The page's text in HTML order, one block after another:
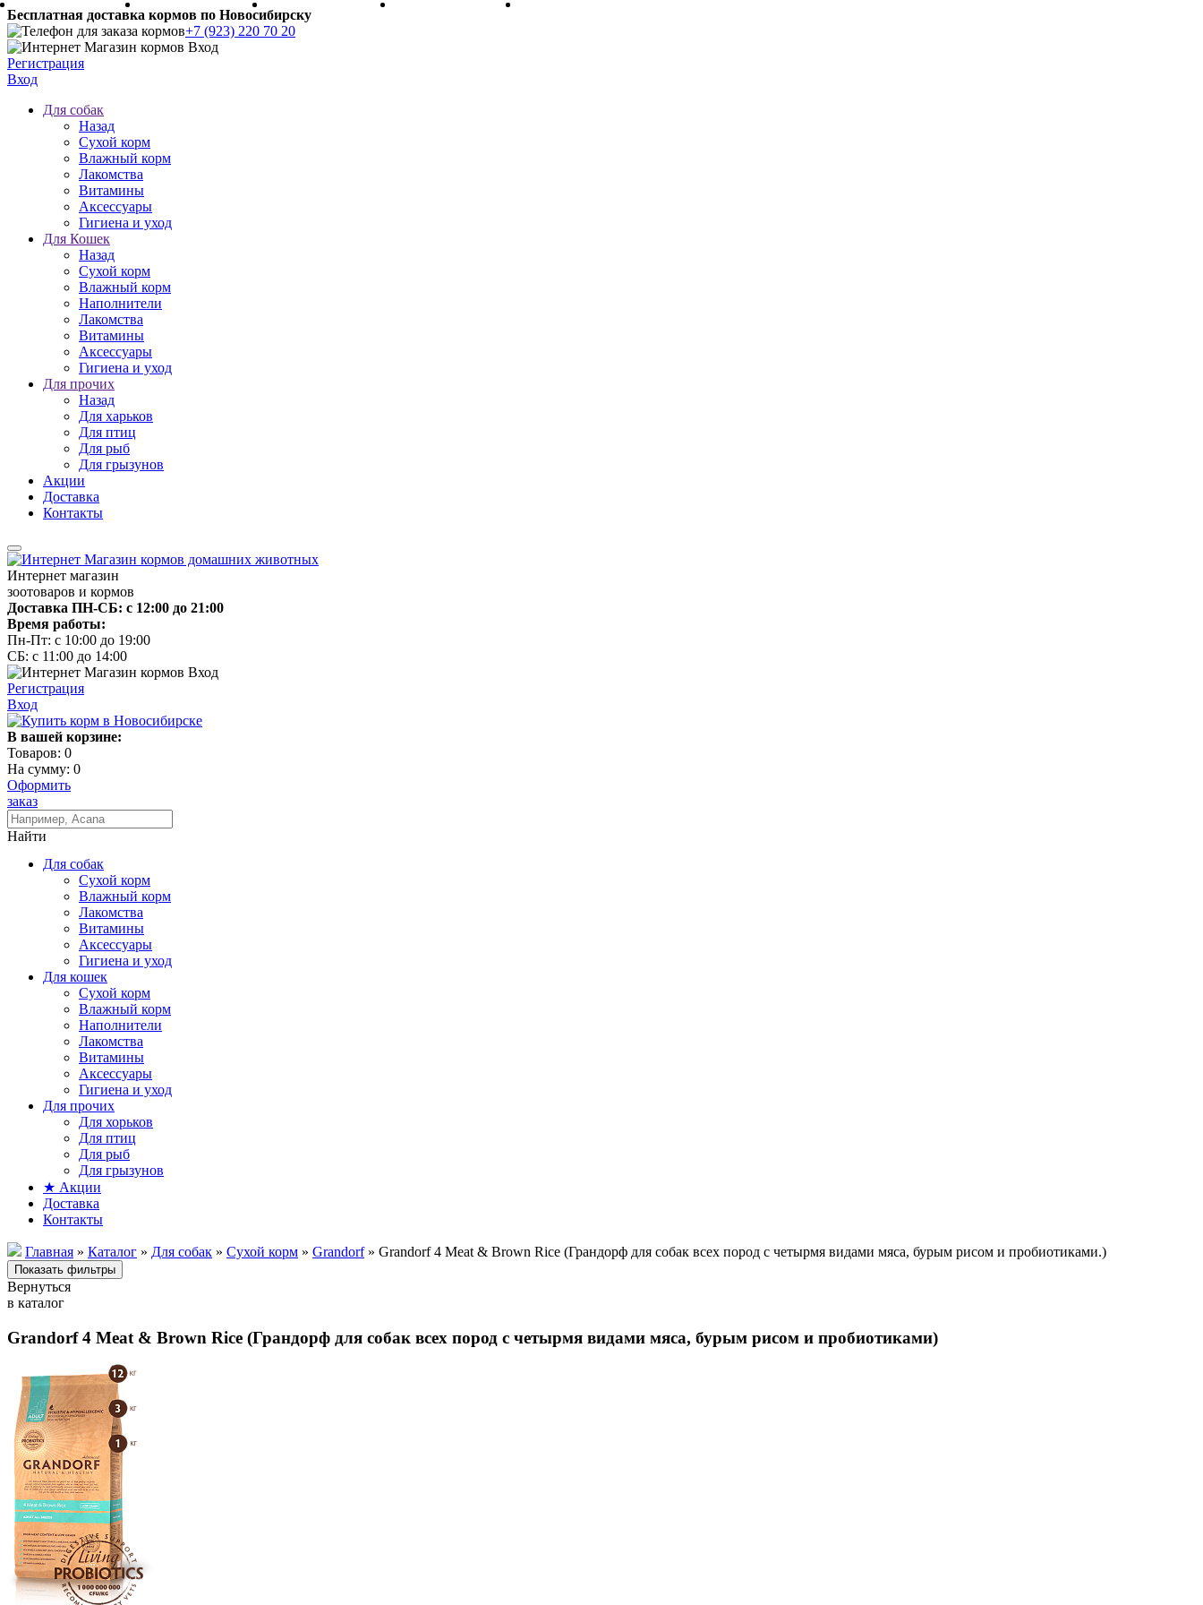
Бесплатная доставка кормов по Новосибирску
+7 (923) 220 70 20
Регистрация
Вход
Для собак
Назад
Сухой корм
Влажный корм
Лакомства
Витамины
Аксессуары
Гигиена и уход
Для Кошек
Назад
Сухой корм
Влажный корм
Наполнители
Лакомства
Витамины
Аксессуары
Гигиена и уход
Для прочих
Назад
Для харьков
Для птиц
Для рыб
Для грызунов
Акции
Доставка
Контакты
Интернет магазин
зоотоваров и кормов
Доставка ПН-СБ: с 12:00 до 21:00
Время работы:
Пн-Пт: с 10:00 до 19:00
СБ: с 11:00 до 14:00
Регистрация
Вход
В вашей корзине:
Товаров: 0
На сумму: 0
Оформить
заказ
Найти
Для собак
Сухой корм
Влажный корм
Лакомства
Витамины
Аксессуары
Гигиена и уход
Для кошек
Сухой корм
Влажный корм
Наполнители
Лакомства
Витамины
Аксессуары
Гигиена и уход
Для прочих
Для хорьков
Для птиц
Для рыб
Для грызунов
★ Акции
Доставка
Контакты
Главная » Каталог » Для собак » Сухой корм » Grandorf» Grandorf 4 Meat & Brown Rice (Грандорф для собак всех пород с четырмя видами мяса, бурым рисом и пробиотиками.)
Вернуться
в каталог
Grandorf 4 Meat & Brown Rice (Грандорф для собак всех пород с четырмя видами мяса, бурым рисом и пробиотиками)